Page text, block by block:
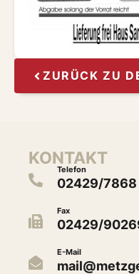
ZURÜCK ZU
KONTAKT
Telefon
02429/7868
Fax
02429/
E-Mail